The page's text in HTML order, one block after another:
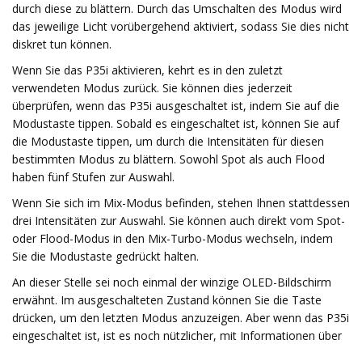
durch diese zu blättern. Durch das Umschalten des Modus wird
das jeweilige Licht vorübergehend aktiviert, sodass Sie dies nicht
diskret tun können.
Wenn Sie das P35i aktivieren, kehrt es in den zuletzt
verwendeten Modus zurück. Sie können dies jederzeit
überprüfen, wenn das P35i ausgeschaltet ist, indem Sie auf die
Modustaste tippen. Sobald es eingeschaltet ist, können Sie auf
die Modustaste tippen, um durch die Intensitäten für diesen
bestimmten Modus zu blättern. Sowohl Spot als auch Flood
haben fünf Stufen zur Auswahl.
Wenn Sie sich im Mix-Modus befinden, stehen Ihnen stattdessen
drei Intensitäten zur Auswahl. Sie können auch direkt vom Spot-
oder Flood-Modus in den Mix-Turbo-Modus wechseln, indem
Sie die Modustaste gedrückt halten.
An dieser Stelle sei noch einmal der winzige OLED-Bildschirm
erwähnt. Im ausgeschalteten Zustand können Sie die Taste
drücken, um den letzten Modus anzuzeigen. Aber wenn das P35i
eingeschaltet ist, ist es noch nützlicher, mit Informationen über